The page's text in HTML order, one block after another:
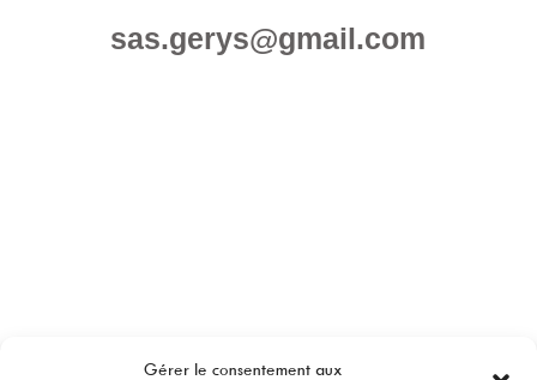
Gérer le consentement aux
sas.gerys@gmail.com